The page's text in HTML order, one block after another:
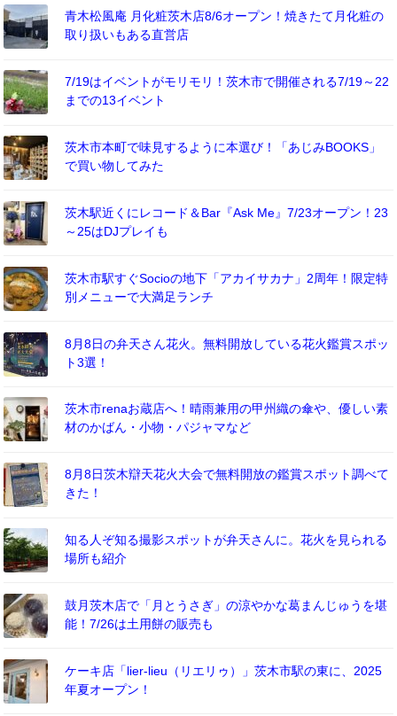
青木松風庵 月化粧茨木店8/6オープン！焼きたて月化粧の
取り扱いもある直営店
7/19はイベントがモリモリ！茨木市で開催される7/19～22
までの13イベント
茨木市本町で味見するように本選び！「あじみBOOKS」
で買い物してみた
茨木駅近くにレコード＆Bar『Ask Me』7/23オープン！23
～25はDJプレイも
茨木市駅すぐSocioの地下「アカイサカナ」2周年！限定特
別メニューで大満足ランチ
8月8日の弁天さん花火。無料開放している花火鑑賞スポッ
ト3選！
茨木市renaお蔵店へ！晴雨兼用の甲州織の傘や、優しい素
材のかばん・小物・パジャマなど
8月8日茨木辯天花火大会で無料開放の鑑賞スポット調べて
きた！
知る人ぞ知る撮影スポットが弁天さんに。花火を見られる
場所も紹介
鼓月茨木店で「月とうさぎ」の涼やかな葛まんじゅうを堪
能！7/26は土用餅の販売も
ケーキ店「lier-lieu（リエリゥ）」茨木市駅の東に、2025
年夏オープン！